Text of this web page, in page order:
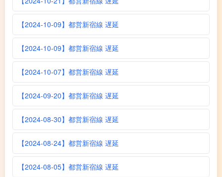
【2024-10-09】都営新宿線 遅延
【2024-10-09】都営新宿線 遅延
【2024-10-07】都営新宿線 遅延
【2024-09-20】都営新宿線 遅延
【2024-08-30】都営新宿線 遅延
【2024-08-24】都営新宿線 遅延
【2024-08-05】都営新宿線 遅延